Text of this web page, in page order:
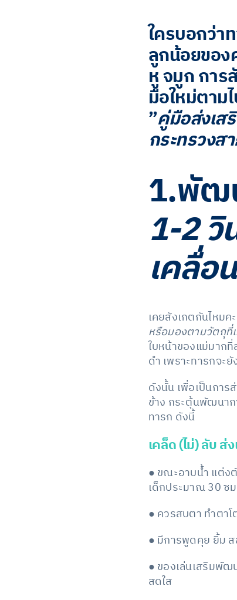
ใครบอกว่า
ลูกน้อยขอ
หู จมูก กา
มือใหม่ตาม
”คู่มือส่งเส
กระทรวง
1.พัฒ
1-2
เคลื่อ
เคยสังเกตกันไหม
หรือมองตามวัตถุที่
ใบหน้าของแม่มาก
ดำ เพราะทารกจะ
ดังนั้น เพื่อเป็นกา
ข้าง กระตุ้นพัฒนา
ทารก ดังนี้
เคล็ด (ไม่) ลับ
● ขณะอาบน้ำ แต่ง
เด็กประมาณ 30 ซ
● ควรสบตา ทำตา
● มีการพูดคุย ยิ้ม
● ของเล่นเสริมพัฒ
สดใส